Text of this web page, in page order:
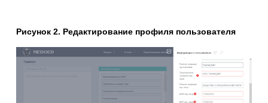
Рисунок 2. Редактирование профиля пользователя